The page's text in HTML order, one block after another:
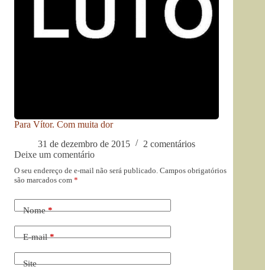
Para Vítor. Com muita dor
31 de dezembro de 2015
2 comentários
Deixe um comentário
O seu endereço de e-mail não será publicado. Campos obrigatórios
são marcados com *
Nome*
E-mail*
Site